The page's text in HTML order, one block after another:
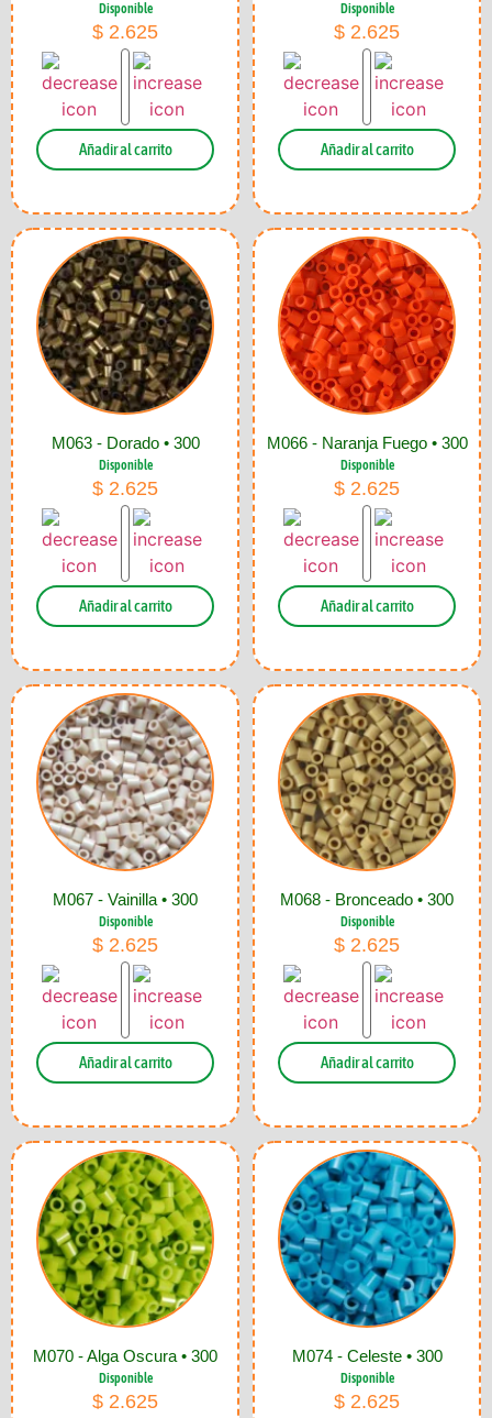
Disponible
$ 2.625
Añadir al carrito
Disponible
$ 2.625
Añadir al carrito
M063 - Dorado • 300
Disponible
$ 2.625
Añadir al carrito
M066 - Naranja Fuego • 300
Disponible
$ 2.625
Añadir al carrito
M067 - Vainilla • 300
Disponible
$ 2.625
Añadir al carrito
M068 - Bronceado • 300
Disponible
$ 2.625
Añadir al carrito
M070 - Alga Oscura • 300
Disponible
$ 2.625
M074 - Celeste • 300
Disponible
$ 2.625